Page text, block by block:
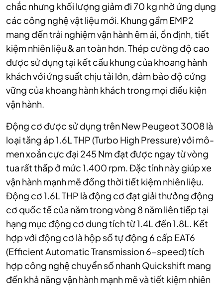
chắc nhưng khối lượng giảm đi 70 kg nhờ ứng dụng
các công nghệ vật liệu mới. Khung gầm EMP2
mang đến trải nghiệm vận hành êm ái, ổn định, tiết
kiệm nhiên liệu & an toàn hơn. Thép cường độ cao
được sử dụng tại kết cấu khung của khoang hành
khách với ứng suất chịu tải lớn, đảm bảo độ cứng
vững của khoang hành khách trong mọi điều kiện
vận hành.
Động cơ được sử dụng trên New Peugeot 3008 là
loại tăng áp 1.6L THP (Turbo High Pressure) với mô-
men xoắn cực đại 245 Nm đạt được ngay từ vòng
tua rất thấp ở mức 1.400 rpm. Đặc tính này giúp xe
vận hành mạnh mẽ đồng thời tiết kiệm nhiên liệu.
Động cơ 1.6L THP là động cơ đạt giải thưởng động
cơ quốc tế của năm trong vòng 8 năm liên tiếp tại
hạng mục động cơ dung tích từ 1.4L đến 1.8L. Kết
hợp với động cơ là hộp số tự động 6 cấp EAT6
(Efficient Automatic Transmission 6-speed) tích
hợp công nghệ chuyển số nhanh Quickshift mang
đến khả năng vận hành mạnh mẽ và tiết kiệm nhiên